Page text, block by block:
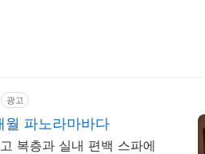
광고
월 파노라마바다
복층과 실내 편백 스파에